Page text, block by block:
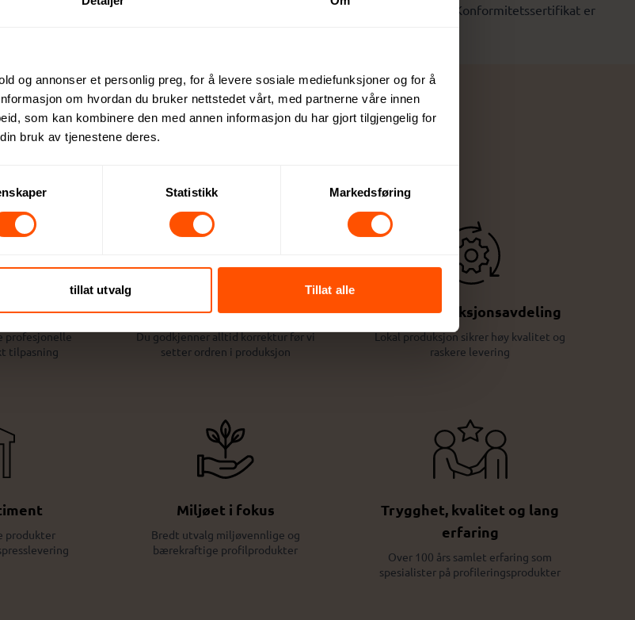
og annonser et personlig preg, for å levere sosiale mediefunksjoner og for å
om hvordan du bruker nettstedet vårt, med partnerne våre innen
som kan kombinere den med annen informasjon du har gjort tilgjengelig for
bruk av tjenestene deres.
Statistikk Markedsføring
tillat utvalg Tillat alle
Kontakt oss for andre farger. Også tilgjengelig i: fluoriserende grønn og rosa. Konformitetssertifikat er
verneutstyr i henhold til forordning EU/2016/425. Størrelse: 26 x 22 cm
kan du forvente:
profesjonelle
tilpasning
Full kontroll
Du godkjenner alltid korrektur før vi
setter ordren i produksjon
Egen produksjonsavdeling
Lokal produksjon sikrer høy kvalitet og
raskere levering
produkter
Miljøet i fokus
Bredt utvalg miljøvennlige og
bærekraftige profilprodukter
Trygghet, kvalitet og lang
erfaring
Over 100 års samlet erfaring som
spesialister på profileringsprodukter